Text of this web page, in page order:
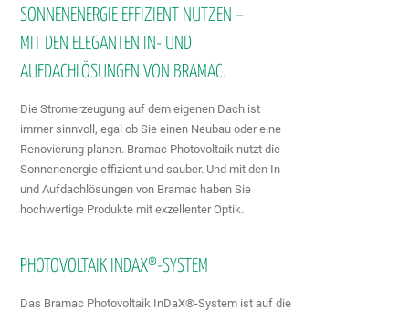
SONNENENERGIE EFFIZIENT NUTZEN –
MIT DEN ELEGANTEN IN- UND
AUFDACHLÖSUNGEN VON BRAMAC.
Die Stromerzeugung auf dem eigenen Dach ist
immer sinnvoll, egal ob Sie einen Neubau oder eine
Renovierung planen. Bramac Photovoltaik nutzt die
Sonnenenergie effizient und sauber. Und mit den In-
und Aufdachlösungen von Bramac haben Sie
hochwertige Produkte mit exzellenter Optik.
PHOTOVOLTAIK INDAX®-SYSTEM
Das Bramac Photovoltaik InDaX®-System ist auf die